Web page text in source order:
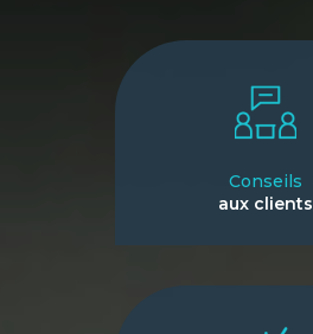
Conseils
aux clients